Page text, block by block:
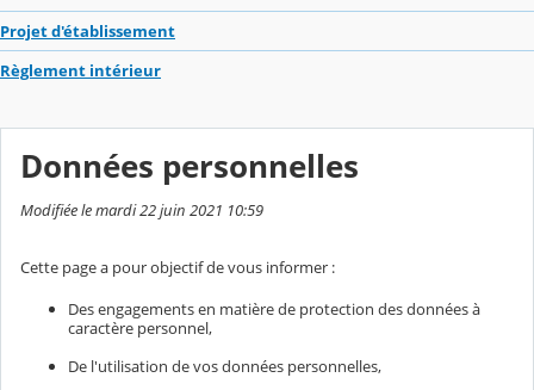
Projet d'établissement
Règlement intérieur
Données personnelles
Modifiée le mardi 22 juin 2021 10:59
Cette page a pour objectif de vous informer :
Des engagements en matière de protection des données à
caractère personnel,
De l'utilisation de vos données personnelles,